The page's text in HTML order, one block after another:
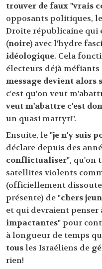
trouver de faux "vrais
opposants politiques,
Droite républicaine qui
(noire) avec l'hydre
idéologique. Cela
électeurs déjà
message devient alors
c'est qu'on veut
veut m'abattre c'est
un quasi martyr!".
Ensuite, le"je n'y suis
déclare depuis des
conflictualiser", qu'on
satellites violents
(officiellement
présente) de"chers
et qui devraient penser
impactantes"pour
à longueur de temps
tousles Israéliens de
rien!